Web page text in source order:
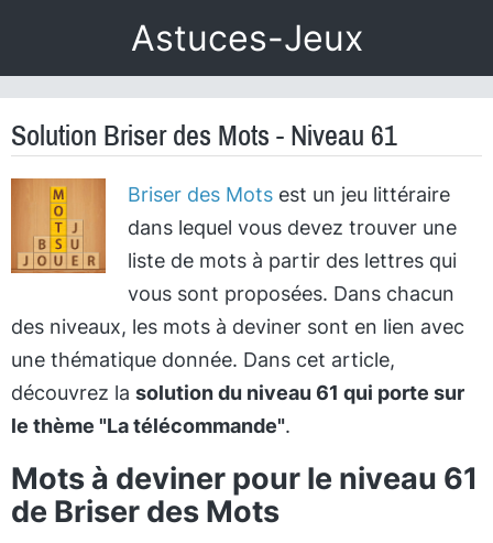
Astuces-Jeux
Solution Briser des Mots - Niveau 61
Briser des Motsest un jeu littéraire
dans lequel vous devez trouver une
liste de mots à partir des lettres qui
vous sont proposées. Dans chacun
des niveaux, les mots à deviner sont en lien avec
une thématique donnée. Dans cet article,
découvrez la solution du niveau 61 qui porte sur
le thème "La télécommande".
Mots à deviner pour le niveau 61
de Briser des Mots